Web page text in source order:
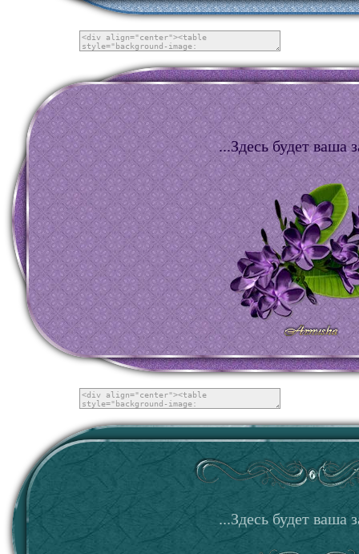
...Здесь будет ваша
...Здесь будет ваша